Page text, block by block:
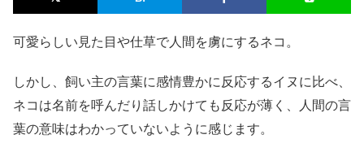
可愛らしい見た目や仕草で人間を虜にするネコ。
しかし、飼い主の言葉に感情豊かに反応するイヌに比べ、
ネコは名前を呼んだり話しかけても反応が薄く、人間の言
葉の意味はわかっていないように感じます。